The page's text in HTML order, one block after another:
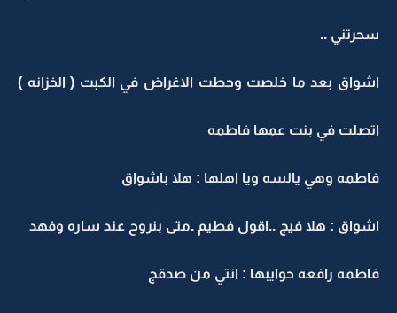
سحرتني ..
اشواق بعد ما خلصت وحطت الاغراض في الكبت ( الخزانه )
اتصلت في بنت عمها فاطمه
فاطمه وهي يالسه ويا اهلها : هلا باشواق
اشواق : هلا فيج ..اقول فطيم .متى بنروح عند ساره وفهد
فاطمه رافعه حوايبها : انتي من صدقج